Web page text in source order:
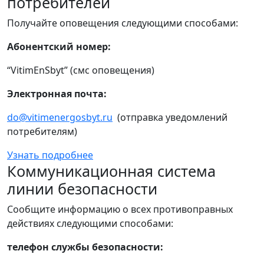
Получайте оповещения следующими способами:
Абонентский номер:
“VitimEnSbyt” (смс оповещения)
Электронная почта:
do@vitimenergosbyt.ru (отправка уведомлений
потребителям)
Узнать подробнее
Коммуникационная система
линии безопасности
Сообщите информацию о всех противоправных
действиях следующими способами:
телефон службы безопасности: